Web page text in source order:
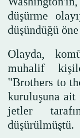
düşürme
düşündüğü
Olayda,
muhalif
"Brothers to
kuruluşuna
jetler
düşürülmüştü.